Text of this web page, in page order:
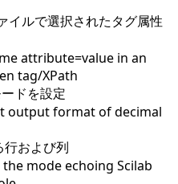
イルで選択されたタグ属性
attribute=value in an
tag/XPath
ドを設定
output format of decimal
および列
mode echoing Scilab